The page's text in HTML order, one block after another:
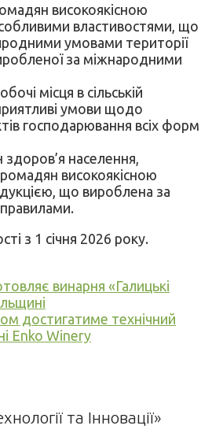
високоякісною
властивостями, що
умовами території
за міжнародними
місця в сільській
умови щодо
господарювання всіх форм
населення,
високоякісною
що вироблена за
з 1 січня 2026 року.
винарня «Галицькі
достигатиме технічний
Enko Winery
та Інновації»